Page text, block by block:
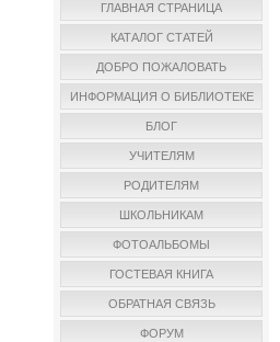
ГЛАВНАЯ СТРАНИЦА
КАТАЛОГ СТАТЕЙ
ДОБРО ПОЖАЛОВАТЬ
ИНФОРМАЦИЯ О БИБЛИОТЕКЕ
БЛОГ
УЧИТЕЛЯМ
РОДИТЕЛЯМ
ШКОЛЬНИКАМ
ФОТОАЛЬБОМЫ
ГОСТЕВАЯ КНИГА
ОБРАТНАЯ СВЯЗЬ
ФОРУМ